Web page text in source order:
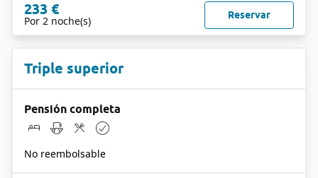
233 €
Por 2 noche(s) Reservar
Triple superior
Pensión completa
No reembolsable